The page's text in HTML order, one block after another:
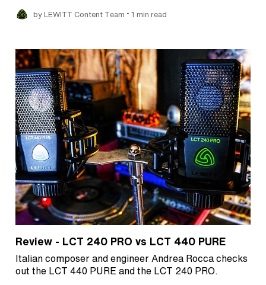
by LEWITT Content Team • 1 min read
Review - LCT 240 PRO vs LCT 440 PURE
Italian composer and engineer Andrea Rocca checks
out the LCT 440 PURE and the LCT 240 PRO.